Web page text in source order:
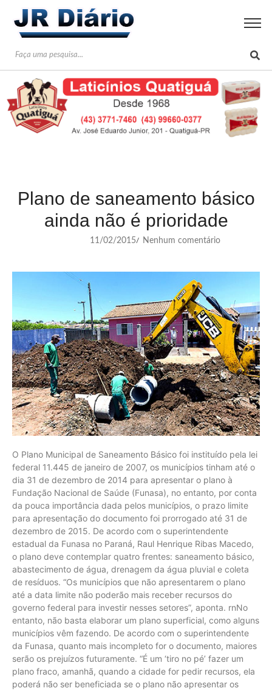
Plano de saneamento básico
ainda não é prioridade
11/02/2015/ Nenhum comentário
O Plano Municipal de Saneamento Básico foi instituído pela lei
federal 11.445 de janeiro de 2007, os municípios tinham até o
dia 31 de dezembro de 2014 para apresentar o plano à
Fundação Nacional de Saúde (Funasa), no entanto, por conta
da pouca importância dada pelos municípios, o prazo limite
para apresentação do documento foi prorrogado até 31 de
dezembro de 2015. De acordo com o superintendente
estadual da Funasa no Paraná, Raul Henrique Ribas Macedo,
o plano deve contemplar quatro frentes: saneamento básico,
abastecimento de água, drenagem da água pluvial e coleta
de resíduos. “Os municípios que não apresentarem o plano
até a data limite não poderão mais receber recursos do
governo federal para investir nesses setores”, aponta. rnNo
entanto, não basta elaborar um plano superficial, como alguns
municípios vêm fazendo. De acordo com o superintendente
da Funasa, quanto mais incompleto for o documento, maiores
serão os prejuízos futuramente. “É um ‘tiro no pé’ fazer um
plano fraco, amanhã, quando a cidade for pedir recursos, ela
poderá não ser beneficiada se o plano não apresentar os